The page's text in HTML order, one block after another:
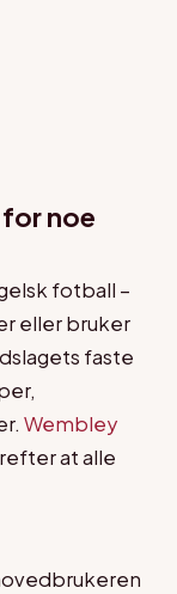
for noe
fotball –
eller bruker
faste
Wembley
at alle